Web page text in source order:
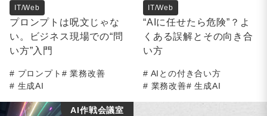
IT/Web
プロンプトは呪文じゃな
い。ビジネス現場での“問
い方”入門
プロンプト
業務改善
生成AI
IT/Web
“AIに任せたら危険”？よ
くある誤解とその向き合
い方
AIとの付き合い方
業務改善
生成AI
AI作戦会議室